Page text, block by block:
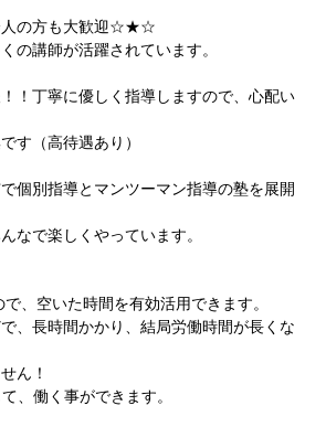
の方も大歓迎☆★☆
の講師が活躍されています。
！丁寧に優しく指導しますので、心配い
す（高待遇あり）
個別指導とマンツーマン指導の塾を展開
なで楽しくやっています。
、空いた時間を有効活用できます。
、長時間かかり、結局労働時間が長くな
ん！
、働く事ができます。